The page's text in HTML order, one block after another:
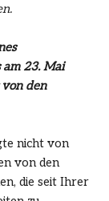
am 23. Mai
den
nicht von
von den
die seit Ihrer